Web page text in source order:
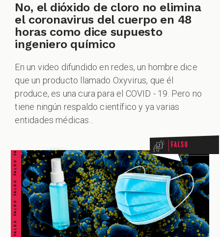
No, el dióxido de cloro no elimina
el coronavirus del cuerpo en 48
horas como dice supuesto
ingeniero químico
En un video difundido en redes, un hombre dice
que un producto llamado Oxyvirus, que él
produce, es una cura para el COVID - 19. Pero no
tiene ningún respaldo científico y ya varias
entidades médicas...
FALSO FALSO FALSO FALSO FALSO FALSO FALSO Falso